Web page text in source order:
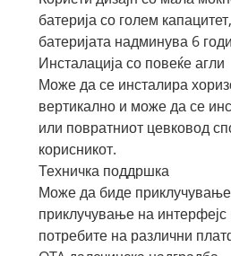
батерија со голем
батеријата надминува 6
Инсталација со повеќе агли
Може да се инсталира
вертикално и може да се
или повратниот цевковод
корисникот.
Техничка поддршка
Може да биде
приклучување на интерфејс
потребите на различни